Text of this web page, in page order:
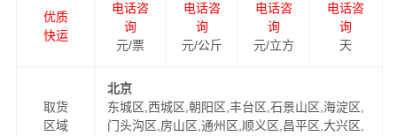
优质
快运
电话咨
询
元/票
电话咨
询
元/公斤
电话咨
询
元/立方
电话咨
询
天
取货
区域
北京
东城区,西城区,朝阳区,丰台区,石景山区,海淀区,
门头沟区,房山区,通州区,顺义区,昌平区,大兴区,